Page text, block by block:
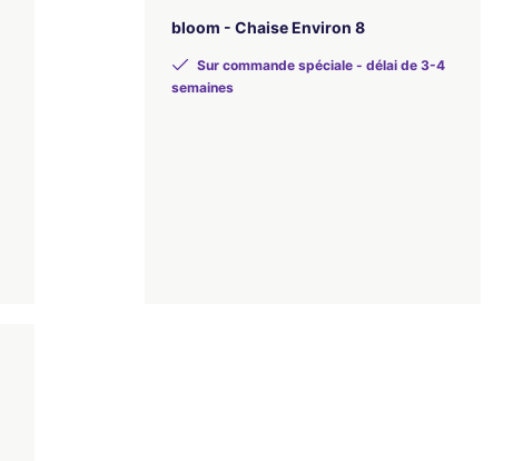
bloom - Chaise Environ 8
Sur commande spéciale - délai de 3-4
semaines